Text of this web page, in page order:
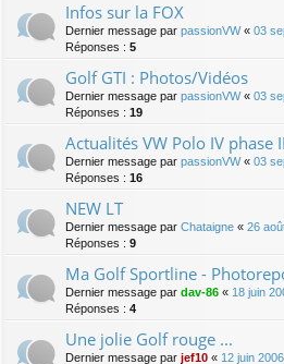
Infos sur la FOX
Dernier message par passionVW« 03
Réponses : 5
Golf GTI : Photos/Vidéos
Dernier message par passionVW« 03
Réponses : 19
Actualités VW Polo IV phase II
Dernier message par passionVW« 03
Réponses : 16
NEW LT
Dernier message par Chataigne « 26
Réponses : 9
Ma Golf Sportline -
Dernier message par dav-86 « 18 juin
Réponses : 4
Une jolie Golf rouge ...
Dernier message par jef10 « 12 juin